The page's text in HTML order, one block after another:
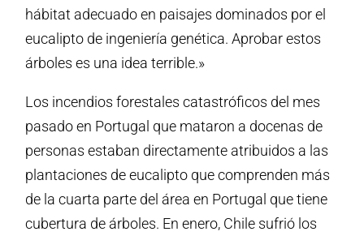
hábitat adecuado en paisajes dominados por el
eucalipto de ingeniería genética. Aprobar estos
árboles es una idea terrible.»
Los incendios forestales catastróficos del mes
pasado en Portugal que mataron a docenas de
personas estaban directamente atribuidos a las
plantaciones de eucalipto que comprenden más
de la cuarta parte del área en Portugal que tiene
cubertura de árboles. En enero, Chile sufrió los